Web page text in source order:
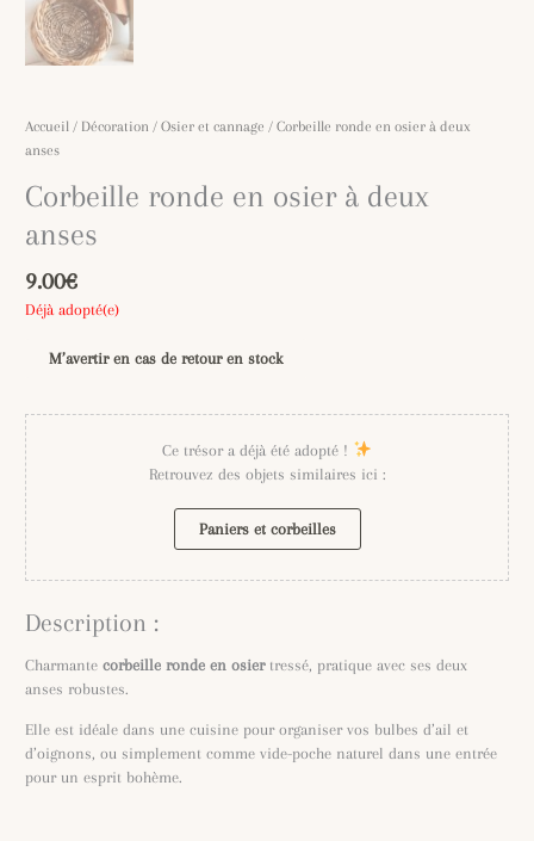
Accueil / Décoration /Osier et cannage / Corbeille ronde en osier à deux
anses
Corbeille ronde en osier à deux
anses
9.00€
Déjà adopté(e)
M’avertir en cas de retour en stock
Ce trésor a déjà été adopté !
Retrouvez des objets similaires ici :
Paniers et corbeilles
Description :
Charmantecorbeille ronde en osiertressé, pratique avec ses deux
anses robustes.
Elle est idéale dans une cuisine pour organiser vos bulbes d’ail et
d’oignons, ou simplement comme vide-poche naturel dans une entrée
pour un esprit bohème.